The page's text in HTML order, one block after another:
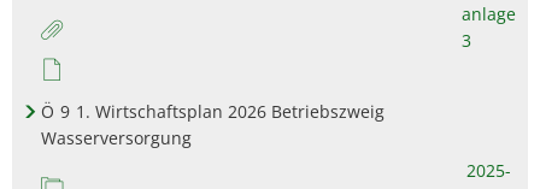
anlage
3
Ö 9 1. Wirtschaftsplan 2026 Betriebszweig
Wasserversorgung
2025-